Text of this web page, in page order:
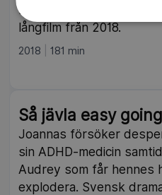
hemlighet som redan
långfilm från 2018.
2018 181 min
Så jävla easy going
Joannas försöker
sin ADHD-medicin
Audrey som får hennes
explodera. Svensk